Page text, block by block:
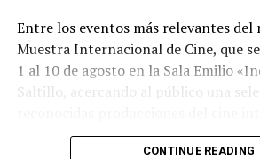
Entre los eventos más relevantes del
Muestra Internacional de Cine, que
1 al 10 de agosto en la Sala Emilio
Saltillo, acercando al público una
Asimismo, la Secretaría de Cultura
CONTINUE READING